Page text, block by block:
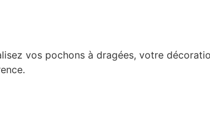
vos pochons à dragées, votre